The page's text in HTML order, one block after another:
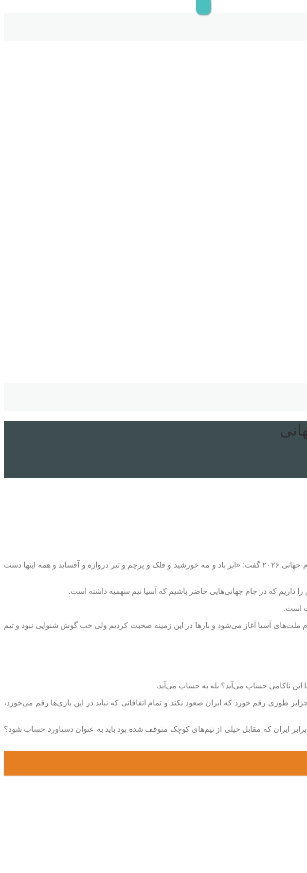
به گزارش اقتصادآنلاین به نقل از خبرورزشی، عادل فردوسی‌پور در خصوص حذف تیم ملی فوتبال ایران از جام جهانی ۲۰۲۶ گفت: «ابر باد و مه خورشید و فلک و پرچم و تیر دروازه و آفساید و همه اینها دست
ملت‌های آسیا آغاز می‌شود و بارها در این زمینه صحبت کردیم ولی خب گوش شنوایی نبود و تیم
طوری رقم خورد که ایران صعود نکند و تمام اتفاقاتی که نباید در این بازی‌ها رقم می‌خورد،
ایران که مقابل خیلی از تیم‌های کوچک متوقف شده بود باید به عنوان دستاورد حساب شود؟